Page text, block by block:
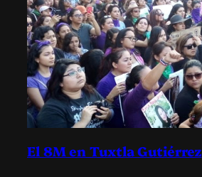
El 8M en Tuxtla Gutiérrez